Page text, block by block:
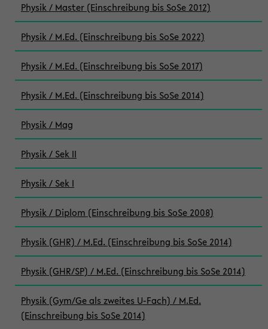
Physik / Master (Einschreibung bis SoSe 2012)
Physik / M.Ed. (Einschreibung bis SoSe 2022)
Physik / M.Ed. (Einschreibung bis SoSe 2017)
Physik / M.Ed. (Einschreibung bis SoSe 2014)
Physik / Mag
Physik / Sek II
Physik / Sek I
Physik / Diplom (Einschreibung bis SoSe 2008)
Physik (GHR) / M.Ed. (Einschreibung bis SoSe 2014)
Physik (GHR/SP) / M.Ed. (Einschreibung bis SoSe 2014)
Physik (Gym/Ge als zweites U-Fach) / M.Ed.
(Einschreibung bis SoSe 2014)